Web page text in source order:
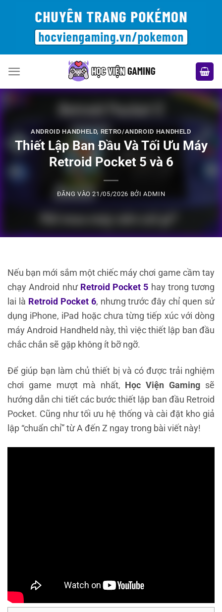
ANDROID HANDHELD, RETRO/ANDROID HANDHELD
Thiết Lập Ban Đầu Và Tối Ưu Máy
Retroid Pocket 5 và 6
ĐĂNG VÀO21/05/2026 BỞIADMIN
Nếu bạn mới sắm một chiếc máy chơi game cầm tay
chạy Android như Retroid Pocket 5 hay trong tương
lai là Retroid Pocket 6, nhưng trước đây chỉ quen sử
dụng iPhone, iPad hoặc chưa từng tiếp xúc với dòng
máy Android Handheld này, thì việc thiết lập ban đầu
chắc chắn sẽ gặp không ít bỡ ngỡ.
Để giúp bạn làm chủ thiết bị và có được trải nghiệm
chơi game mượt mà nhất, Học Viện Gaming sẽ
hướng dẫn chi tiết các bước thiết lập ban đầu Retroid
Pocket. Cũng như tối ưu hệ thống và cài đặt kho giả
lập “chuẩn chỉ” từ A đến Z ngay trong bài viết này!